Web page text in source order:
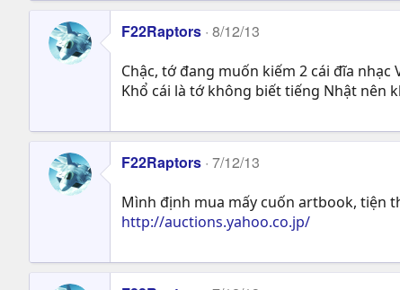
F22Raptors 8/12/13
Chậc, tớ đang muốn kiếm 2 cái đĩa nhạc
Khổ cái là tớ không biết tiếng Nhật nên
F22Raptors 7/12/13
Mình định mua mấy cuốn artbook, tiện
http://auctions.yahoo.co.jp/